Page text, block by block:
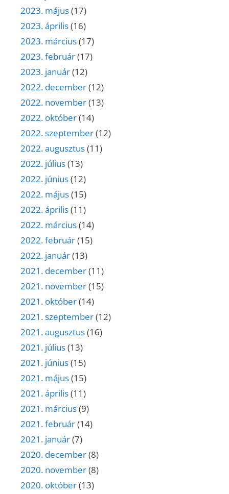
2023. május(17)
2023. április(16)
2023. március(17)
2023. február(17)
2023. január(12)
2022. december(12)
2022. november(13)
2022. október(14)
2022. szeptember(12)
2022. augusztus(11)
2022. július(13)
2022. június(12)
2022. május(15)
2022. április(11)
2022. március(14)
2022. február(15)
2022. január(13)
2021. december(11)
2021. november(15)
2021. október(14)
2021. szeptember(12)
2021. augusztus(16)
2021. július(13)
2021. június(15)
2021. május(15)
2021. április(11)
2021. március(9)
2021. február(14)
2021. január(7)
2020. december(8)
2020. november(8)
2020. október(13)